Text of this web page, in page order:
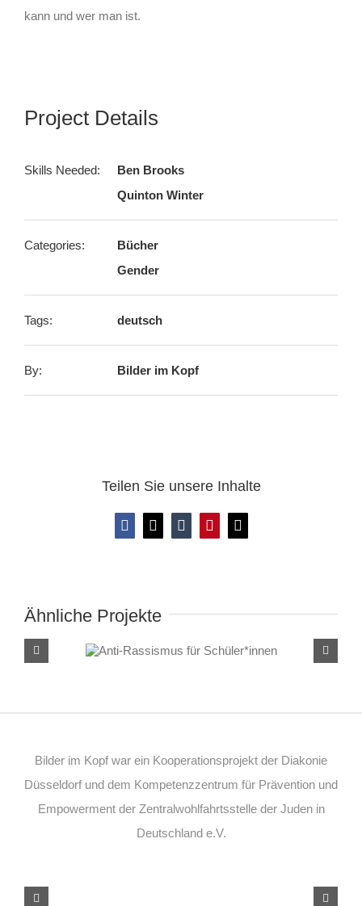
kann und wer man ist.
Project Details
Skills Needed:
Ben Brooks
Quinton Winter
Categories:
Bücher
Gender
Tags: deutsch
By: Bilder im Kopf
Teilen Sie unsere Inhalte
Facebook
X TumblrPinterest
E-
Ähnliche ProjekteAnti-Rassismus für
Schüler*innen
Bilder im Kopf war ein Kooperationsprojekt der Diakonie
Düsseldorf und dem Kompetenzzentrum für Prävention und
Empowerment der Zentralwohlfahrtsstelle der Juden in
Deutschland e.V.